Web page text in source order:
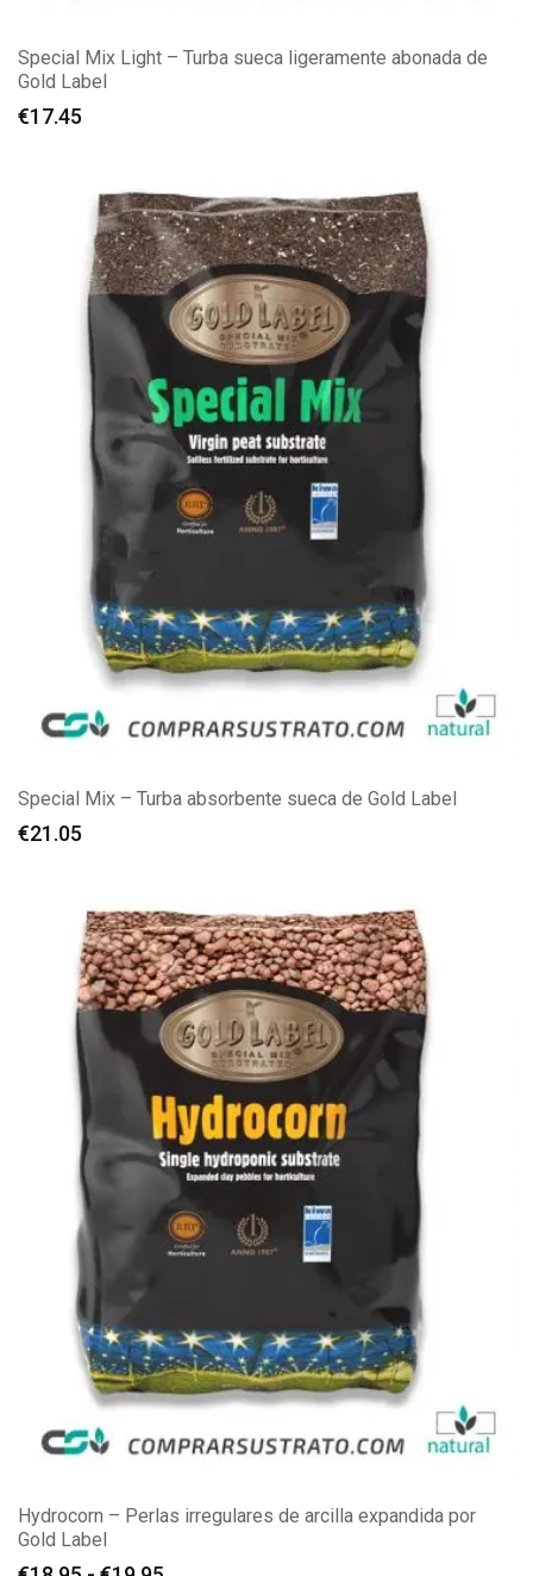
Special Mix Light – Turba sueca ligeramente abonada de
Gold Label
€17.45
Special Mix – Turba absorbente sueca de Gold Label
€21.05
Hydrocorn – Perlas irregulares de arcilla expandida por
Gold Label